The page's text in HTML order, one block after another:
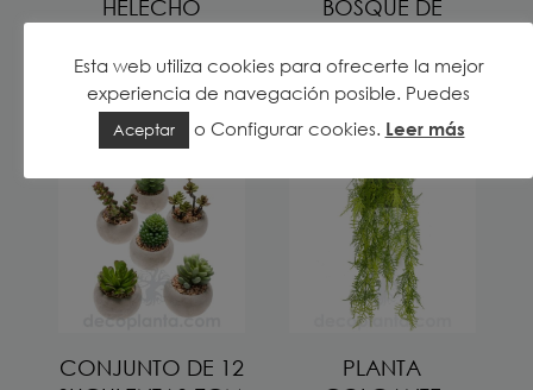
HELECHO
RAÍCES
BOSQUE DE
CONJUNTO DE 12
PLANTA
Esta web utiliza cookies para ofrecerte la mejor
experiencia de navegación posible. Puedes
Aceptar o Configurar cookies Leer más